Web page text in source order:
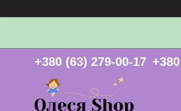
+380 (63) 279-00-17